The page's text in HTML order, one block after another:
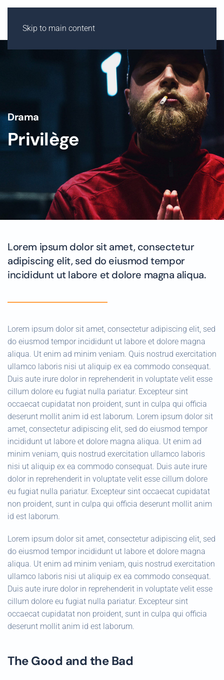
Skip to main content
Drama
Privilège
Lorem ipsum dolor sit amet, consectetur
adipiscing elit, sed do eiusmod tempor
incididunt ut labore et dolore magna aliqua.
Lorem ipsum dolor sit amet, consectetur adipiscing elit, sed
do eiusmod tempor incididunt ut labore et dolore magna
aliqua. Ut enim ad minim veniam. Quis nostrud exercitation
ullamco laboris nisi ut aliquip ex ea commodo consequat.
Duis aute irure dolor in reprehenderit in voluptate velit esse
cillum dolore eu fugiat nulla pariatur. Excepteur sint
occaecat cupidatat non proident, sunt in culpa qui officia
deserunt mollit anim id est laborum. Lorem ipsum dolor sit
amet, consectetur adipiscing elit, sed do eiusmod tempor
incididunt ut labore et dolore magna aliqua. Ut enim ad
minim veniam, quis nostrud exercitation ullamco laboris
nisi ut aliquip ex ea commodo consequat. Duis aute irure
dolor in reprehenderit in voluptate velit esse cillum dolore
eu fugiat nulla pariatur. Excepteur sint occaecat cupidatat
non proident, sunt in culpa qui officia deserunt mollit anim
id est laborum.
Lorem ipsum dolor sit amet, consectetur adipiscing elit, sed
do eiusmod tempor incididunt ut labore et dolore magna
aliqua. Ut enim ad minim veniam, quis nostrud exercitation
ullamco laboris nisi ut aliquip ex ea commodo consequat.
Duis aute irure dolor in reprehenderit in voluptate velit esse
cillum dolore eu fugiat nulla pariatur. Excepteur sint
occaecat cupidatat non proident, sunt in culpa qui officia
deserunt mollit anim id est laborum.
The Good and the Bad